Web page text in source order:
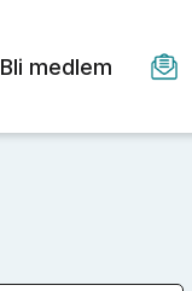
Bli medlem